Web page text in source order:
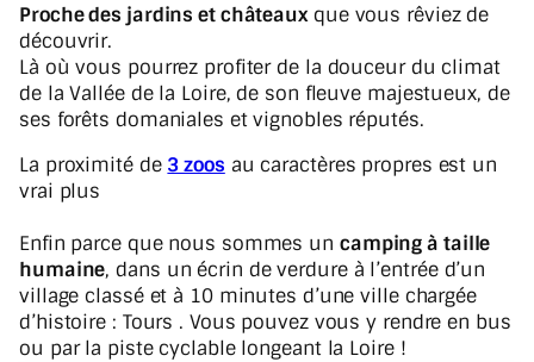
Proche des jardins et châteauxque vous rêviez de
découvrir.
Là où vous pourrez profiter de la douceur du climat
de la Vallée de la Loire, de son fleuve majestueux, de
ses forêts domaniales et vignobles réputés.
La proximité de 3 zoos au caractères propres est un
vrai plus
Enfin parce que nous sommes un camping à taille
humaine, dans un écrin de verdure à l’entrée d’un
village classé et à 10 minutes d’une ville chargée
d’histoire : Tours . Vous pouvez vous y rendre en bus
ou par la piste cyclable longeant la Loire !